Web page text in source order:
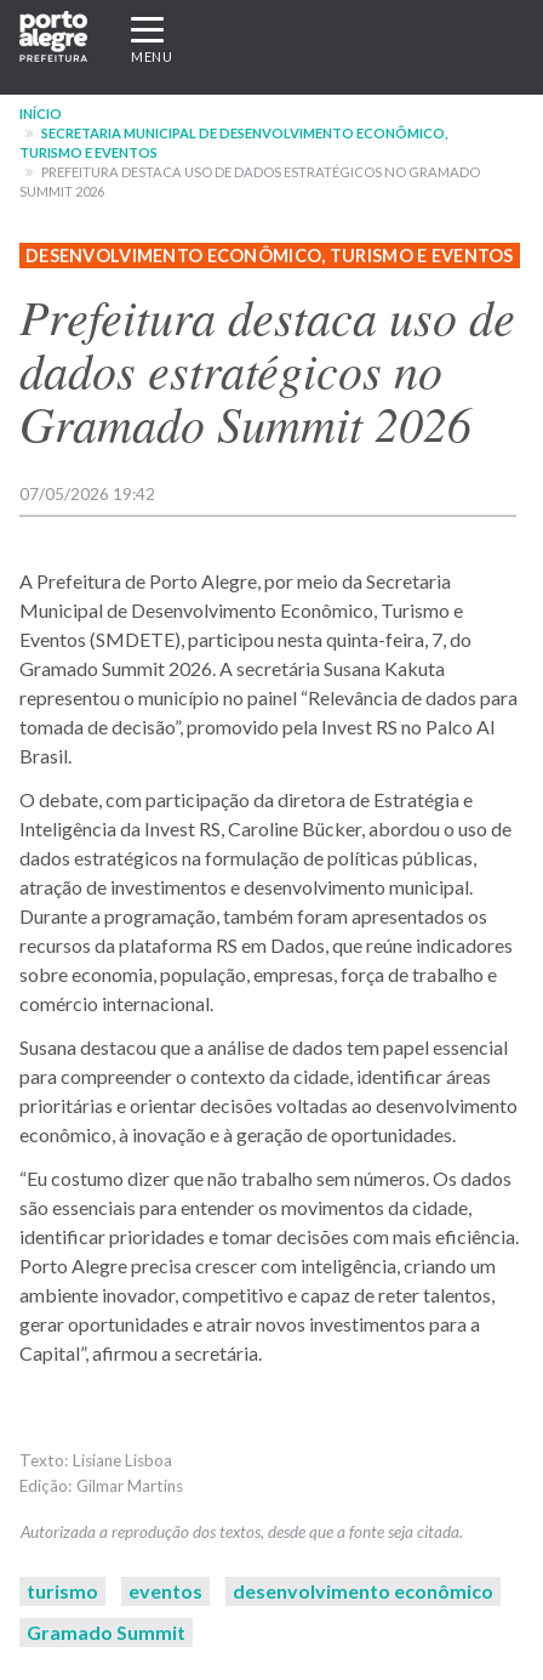
Pular
para
conteúdo
principal
Expandir/recolher
navegação
MENU
INÍCIO
SECRETARIA MUNICIPAL DE DESENVOLVIMENTO ECONÔMICO,
TURISMO E EVENTOS
PREFEITURA DESTACA USO DE DADOS ESTRATÉGICOS NO GRAMADO
SUMMIT 2026
DESENVOLVIMENTO ECONÔMICO, TURISMO E EVENTOS
Prefeitura destaca uso de
dados estratégicos no
Gramado Summit 2026
07/05/2026 19:42
A Prefeitura de Porto Alegre, por meio da Secretaria
Municipal de Desenvolvimento Econômico, Turismo e
Eventos (SMDETE), participou nesta quinta-feira, 7, do
Gramado Summit 2026. A secretária Susana Kakuta
representou o município no painel “Relevância de dados para
tomada de decisão”, promovido pela Invest RS no Palco AI
Brasil.
O debate, com participação da diretora de Estratégia e
Inteligência da Invest RS, Caroline Bücker, abordou o uso de
dados estratégicos na formulação de políticas públicas,
atração de investimentos e desenvolvimento municipal.
Durante a programação, também foram apresentados os
recursos da plataforma RS em Dados, que reúne indicadores
sobre economia, população, empresas, força de trabalho e
comércio internacional.
Susana destacou que a análise de dados tem papel essencial
para compreender o contexto da cidade, identificar áreas
prioritárias e orientar decisões voltadas ao desenvolvimento
econômico, à inovação e à geração de oportunidades.
“Eu costumo dizer que não trabalho sem números. Os dados
são essenciais para entender os movimentos da cidade,
identificar prioridades e tomar decisões com mais eficiência.
Porto Alegre precisa crescer com inteligência, criando um
ambiente inovador, competitivo e capaz de reter talentos,
gerar oportunidades e atrair novos investimentos para a
Capital”, afirmou a secretária.
Lisiane Lisboa
Gilmar Martins
turismo eventos
desenvolvimento econômico
Gramado Summit